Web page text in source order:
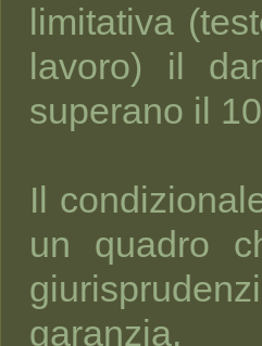
limitativa
lavoro) il
superano il
Il
un quadro
garanzia.